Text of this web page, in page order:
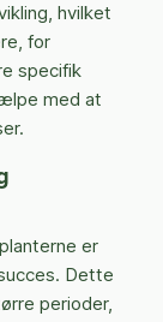
hvilket
for
specifik
med at
er
Dette
perioder,